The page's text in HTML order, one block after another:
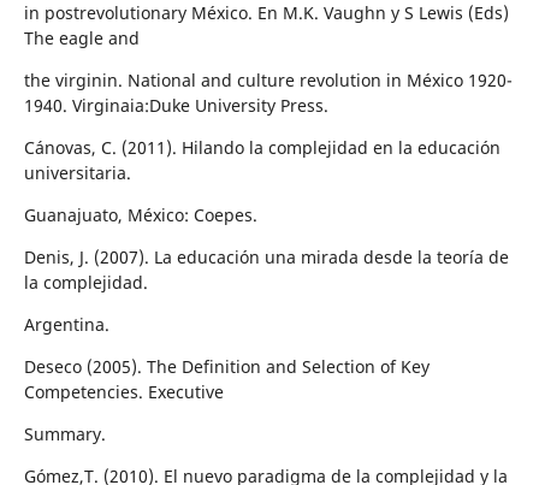
in postrevolutionary México. En M.K. Vaughn y S Lewis (Eds)
The eagle and
the virginin. National and culture revolution in México 1920-
1940. Virginaia:Duke University Press.
Cánovas, C. (2011). Hilando la complejidad en la educación
universitaria.
Guanajuato, México: Coepes.
Denis, J. (2007). La educación una mirada desde la teoría de
la complejidad.
Argentina.
Deseco (2005). The Definition and Selection of Key
Competencies. Executive
Summary.
Gómez,T. (2010). El nuevo paradigma de la complejidad y la